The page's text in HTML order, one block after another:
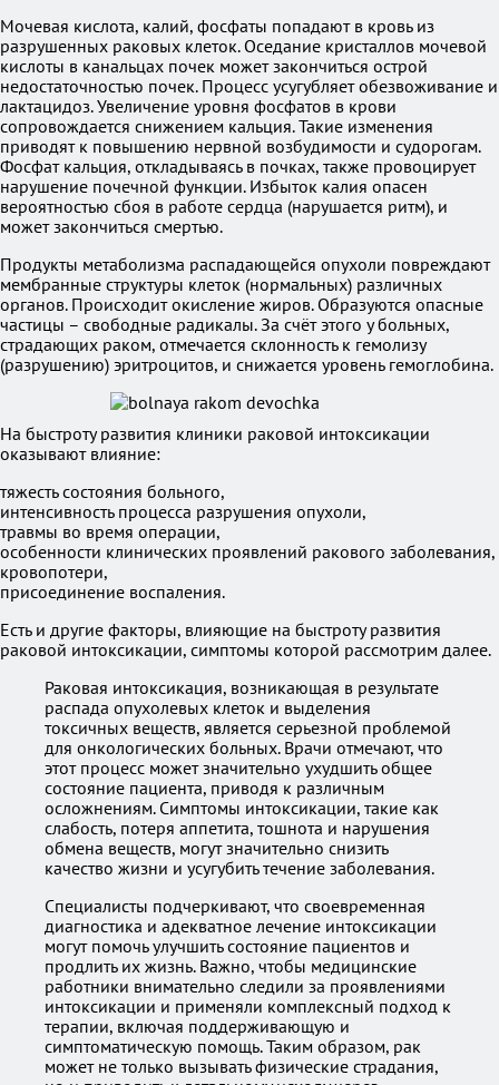
Мочевая кислота, калий, фосфаты попадают в кровь из
разрушенных раковых клеток. Оседание кристаллов мочевой
кислоты в канальцах почек может закончиться острой
недостаточностью почек. Процесс усугубляет обезвоживание и
лактацидоз. Увеличение уровня фосфатов в крови
сопровождается снижением кальция. Такие изменения
приводят к повышению нервной возбудимости и судорогам.
Фосфат кальция, откладываясь в почках, также провоцирует
нарушение почечной функции. Избыток калия опасен
вероятностью сбоя в работе сердца (нарушается ритм), и
может закончиться смертью.
Продукты метаболизма распадающейся опухоли повреждают
мембранные структуры клеток (нормальных) различных
органов. Происходит окисление жиров. Образуются опасные
частицы – свободные радикалы. За счёт этого у больных,
страдающих раком, отмечается склонность к гемолизу
(разрушению) эритроцитов, и снижается уровень гемоглобина.
На быстроту развития клиники раковой интоксикации
оказывают влияние:
тяжесть состояния больного,
интенсивность процесса разрушения опухоли,
травмы во время операции,
особенности клинических проявлений ракового заболевания,
кровопотери,
присоединение воспаления.
Есть и другие факторы, влияющие на быстроту развития
раковой интоксикации, симптомы которой рассмотрим далее.
Раковая интоксикация, возникающая в результате
распада опухолевых клеток и выделения
токсичных веществ, является серьезной проблемой
для онкологических больных. Врачи отмечают, что
этот процесс может значительно ухудшить общее
состояние пациента, приводя к различным
осложнениям. Симптомы интоксикации, такие как
слабость, потеря аппетита, тошнота и нарушения
обмена веществ, могут значительно снизить
качество жизни и усугубить течение заболевания.
Специалисты подчеркивают, что своевременная
диагностика и адекватное лечение интоксикации
могут помочь улучшить состояние пациентов и
продлить их жизнь. Важно, чтобы медицинские
работники внимательно следили за проявлениями
интоксикации и применяли комплексный подход к
терапии, включая поддерживающую и
симптоматическую помощь. Таким образом, рак
может не только вызывать физические страдания,